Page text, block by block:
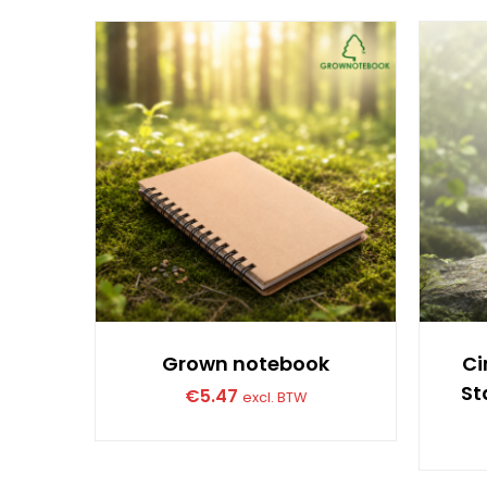
Grown notebook
€5.47 excl. BTW